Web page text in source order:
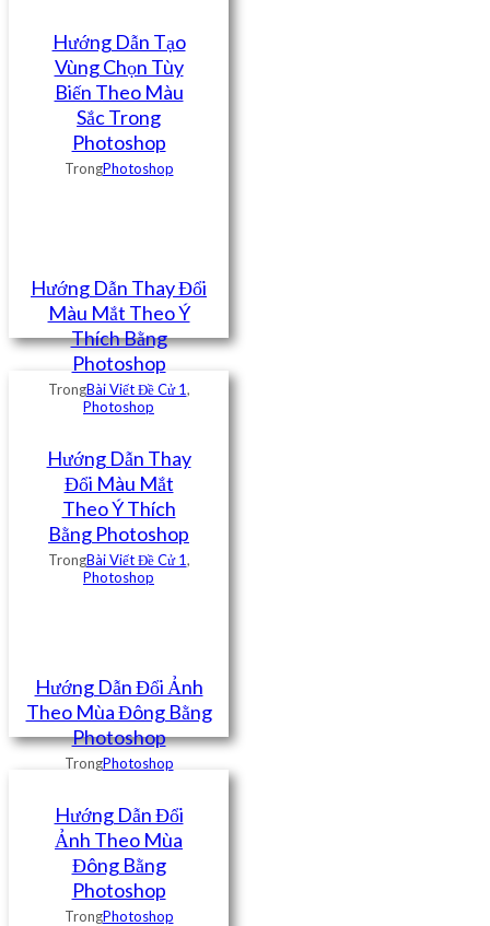
Hướng Dẫn Tạo
Vùng Chọn Tùy
Biến Theo Màu
Sắc Trong
Photoshop
TrongPhotoshop
Hướng Dẫn Thay Đổi
Màu Mắt Theo Ý
Thích Bằng
Photoshop
TrongBài Viết Đề Cử 1,
Photoshop
Hướng Dẫn Thay
Đổi Màu Mắt
Theo Ý Thích
Bằng Photoshop
TrongBài Viết Đề Cử 1,
Photoshop
Hướng Dẫn Đổi Ảnh
Theo Mùa Đông Bằng
Photoshop
TrongPhotoshop
Hướng Dẫn Đổi
Ảnh Theo Mùa
Đông Bằng
Photoshop
TrongPhotoshop